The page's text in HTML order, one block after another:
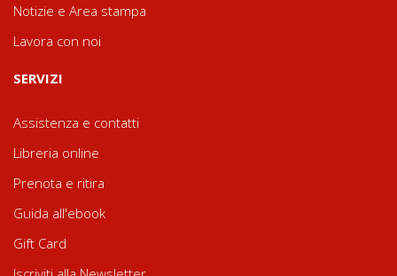
Notizie e Area stampa
Lavora con noi
SERVIZI
Assistenza e contatti
Libreria online
Prenota e ritira
Guida all'ebook
Gift Card